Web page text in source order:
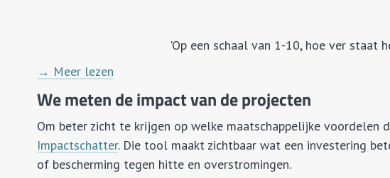
'Op een schaal van 1-10, hoe ver staat
→ Meer lezen
We meten de impact van de projecten
Om beter zicht te krijgen op welke maatschappelijke voordelen
Impactschatter. Die tool maakt zichtbaar wat een investering
of bescherming tegen hitte en overstromingen.